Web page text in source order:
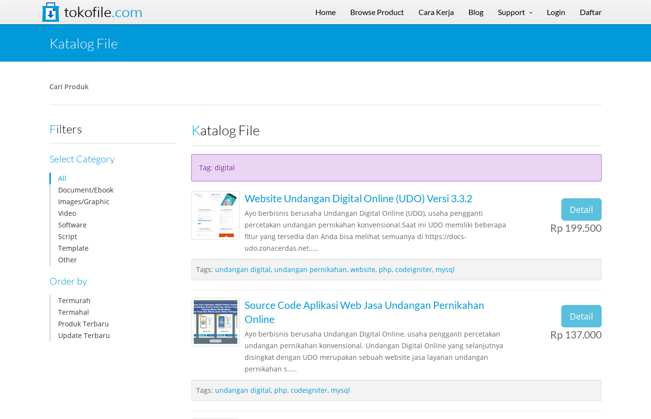
tokofile.com Home Browse Product Cara Kerja Blog Support Login Daftar
Katalog File
Cari Produk
Filters
Select Category
All
Document/Ebook
Images/Graphic
Video
Software
Script
Template
Other
Order by
Termurah
Termahal
Produk Terbaru
Update Terbaru
Katalog File
Tag: digital
Website Undangan Digital Online (UDO) Versi 3.3.2
Ayo berbisnis berusaha Undangan Digital Online (UDO), usaha pengganti
percetakan undangan pernikahan konvensional.Saat ini UDO memiliki beberapa
fitur yang tersedia dan Anda bisa melihat semuanya di https://docs-
udo.zonacerdas.net.....
Detail
Rp 199.500
Tags: undangan digital, undangan pernikahan, website, php, codeigniter, mysql
Source Code Aplikasi Web Jasa Undangan Pernikahan
Online
Ayo berbisnis berusaha Undangan Digital Online, usaha pengganti percetakan
undangan pernikahan konvensional. Undangan Digital Online yang selanjutnya
disingkat dengan UDO merupakan sebuah website jasa layanan undangan
pernikahan s.....
Detail
Rp 137.000
Tags: undangan digital, php, codeigniter, mysql